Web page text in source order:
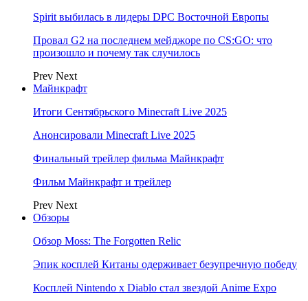
Spirit выбилась в лидеры DPC Восточной Европы
Провал G2 на последнем мейджоре по CS:GO: что
произошло и почему так случилось
Prev Next
Майнкрафт
Итоги Сентябрьского Minecraft Live 2025
Анонсировали Minecraft Live 2025
Финальный трейлер фильма Майнкрафт
Фильм Майнкрафт и трейлер
Prev Next
Обзоры
Обзор Moss: The Forgotten Relic
Эпик косплей Китаны одерживает безупречную победу
Косплей Nintendo x Diablo стал звездой Anime Expo